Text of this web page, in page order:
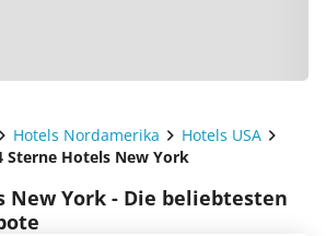
Hotels Nordamerika
Hotels USA
Sterne Hotels New York
New York - Die beliebtesten